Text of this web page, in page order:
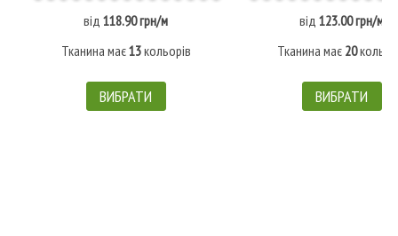
від118.90 грн/м
Тканина має13кольорів
ВИБРАТИ
від123.00 грн/м
Тканина має 20
ВИБРАТИ